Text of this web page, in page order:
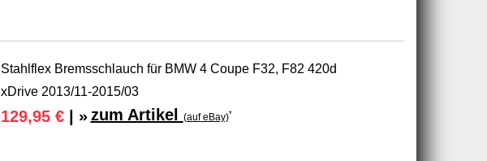
Stahlflex Bremsschlauch für BMW 4 Coupe F32, F82 420d
xDrive 2013/11-2015/03
129,95 €| » zum Artikel (auf eBay)*